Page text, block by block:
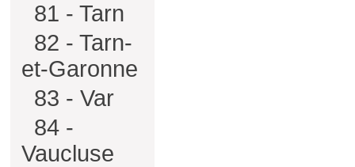
81 - Tarn
82 - Tarn-
et-Garonne
83 - Var
84 -
Vaucluse